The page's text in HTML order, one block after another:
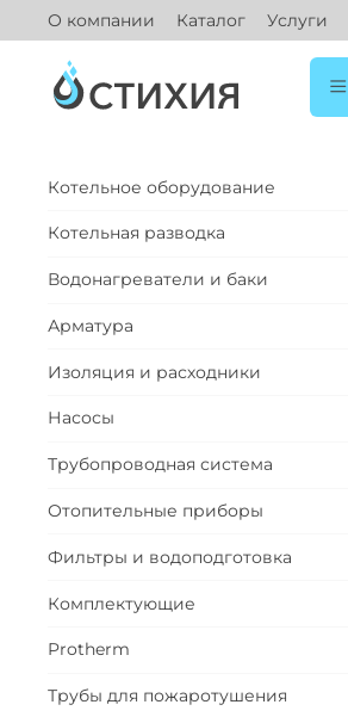
О компании Каталог Услуги
Котельное оборудование
Котельная разводка
Водонагреватели и баки
Арматура
Изоляция и расходники
Насосы
Трубопроводная система
Отопительные приборы
Фильтры и водоподготовка
Комплектующие
Protherm
Трубы для пожаротушения